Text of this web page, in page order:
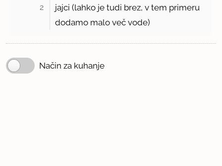
2
jajci (lahko je tudi brez, v tem primeru
dodamo malo več vode)
Način za kuhanje